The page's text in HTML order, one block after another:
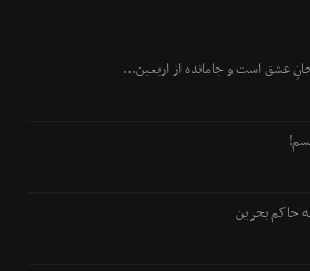
عشق است و جامانده از اربعین...
حاکم بحرین